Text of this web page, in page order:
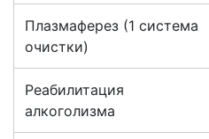
Плазмаферез (1 система
очистки)
Реабилитация
алкоголизма